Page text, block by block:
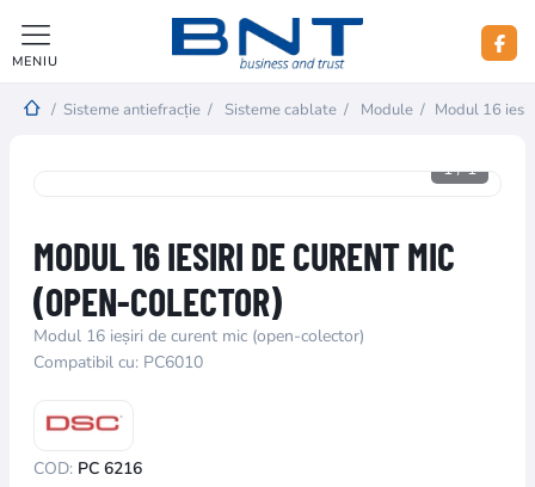
MENIU
/ Sisteme antiefracție / Sisteme cablate / Module / Modul 16
1/1
MODUL 16 IESIRI DE CURENT MIC
(OPEN-COLECTOR)
Modul 16 ieșiri de curent mic (open-colector)
Compatibil cu: PC6010
COD: PC 6216